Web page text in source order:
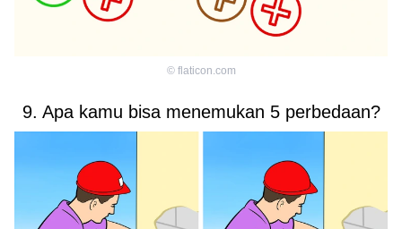
© flaticon.com
9. Apa kamu bisa menemukan 5 perbedaan?